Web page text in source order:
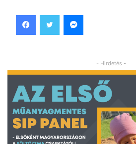
- Hirdetés -